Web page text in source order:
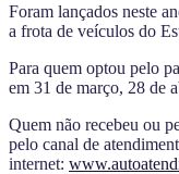
Foram lançados neste
a frota de veículos do
Para quem optou pelo
em 31 de março, 28 de
Quem não recebeu ou
pelo canal de
internet: